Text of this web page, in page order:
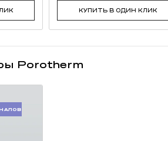
КУПИТЬ В ОДИН КЛИК
Porotherm